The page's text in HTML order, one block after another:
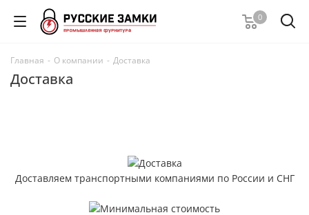
0
Главная - О компании - Доставка
Доставка
Доставляем транспортными компаниями по России и СНГ